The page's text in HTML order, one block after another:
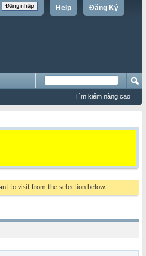
Đăng Ký
Help
Tìm kiếm nâng cao
to visit from the selection below.